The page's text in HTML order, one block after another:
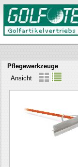
Pflegewerkzeuge
Ansicht